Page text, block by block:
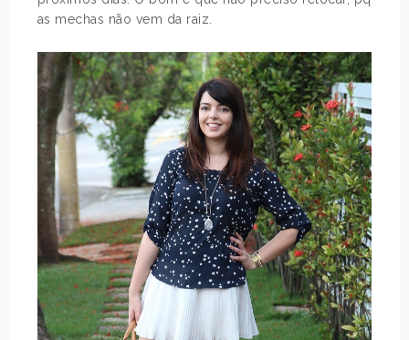
as mechas não vem da raiz.